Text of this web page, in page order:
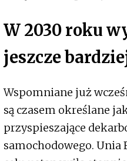
W 2030 roku
jeszcze
Wspomniane już
są czasem określane
przyspieszające
samochodowego. Unia